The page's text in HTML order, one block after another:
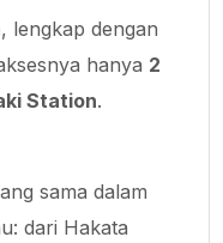
, lengkap dengan
hanya 2
Station.
sama dalam
dari Hakata